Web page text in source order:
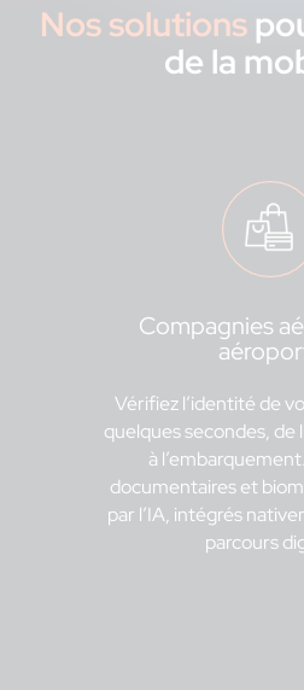
Nos solutions
de la
Compagnies
Vérifiez l’identité de
quelques secondes, de
à
documentaires et
par l’IA, intégrés
parcours